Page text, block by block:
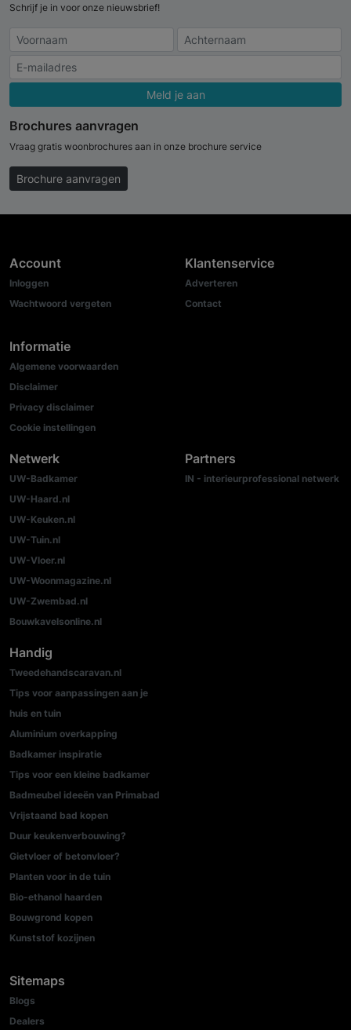
Schrijf je in voor onze nieuwsbrief!
Meld je aan
Brochures aanvragen
Vraag gratis woonbrochures aan in onze brochure service
Brochure aanvragen
Account
Inloggen
Wachtwoord vergeten
Informatie
Algemene voorwaarden
Disclaimer
Privacy disclaimer
Cookie instellingen
Klantenservice
Adverteren
Contact
Netwerk
UW-Badkamer
UW-Haard.nl
UW-Keuken.nl
UW-Tuin.nl
UW-Vloer.nl
UW-Woonmagazine.nl
UW-Zwembad.nl
Bouwkavelsonline.nl
Partners
IN - interieurprofessional netwerk
Handig
Tweedehandscaravan.nl
Tips voor aanpassingen aan je
huis en tuin
Aluminium overkapping
Badkamer inspiratie
Tips voor een kleine badkamer
Badmeubel ideeën van Primabad
Vrijstaand bad kopen
Duur keukenverbouwing?
Gietvloer of betonvloer?
Planten voor in de tuin
Bio-ethanol haarden
Bouwgrond kopen
Kunststof kozijnen
Sitemaps
Blogs
Dealers